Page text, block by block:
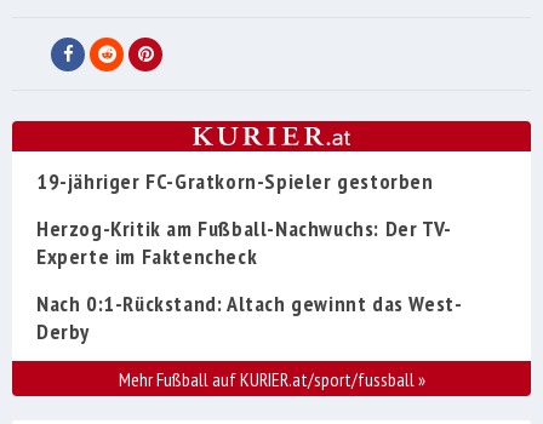
19-jähriger FC-Gratkorn-Spieler gestorben
Herzog-Kritik am Fußball-Nachwuchs: Der TV-
Experte im Faktencheck
Nach 0:1-Rückstand: Altach gewinnt das West-
Derby
Mehr Fußball auf KURIER.at/sport/fussball»